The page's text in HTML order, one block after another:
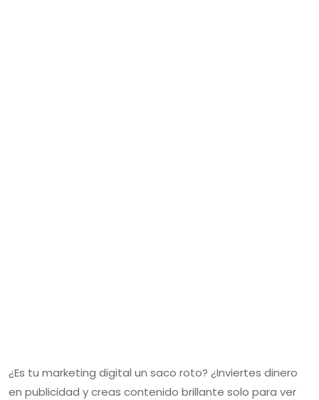
¿Es tu marketing digital un saco roto? ¿Inviertes dinero
en publicidad y creas contenido brillante solo para ver